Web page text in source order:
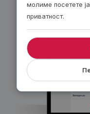
30 денари
молиме посетете
приватност.